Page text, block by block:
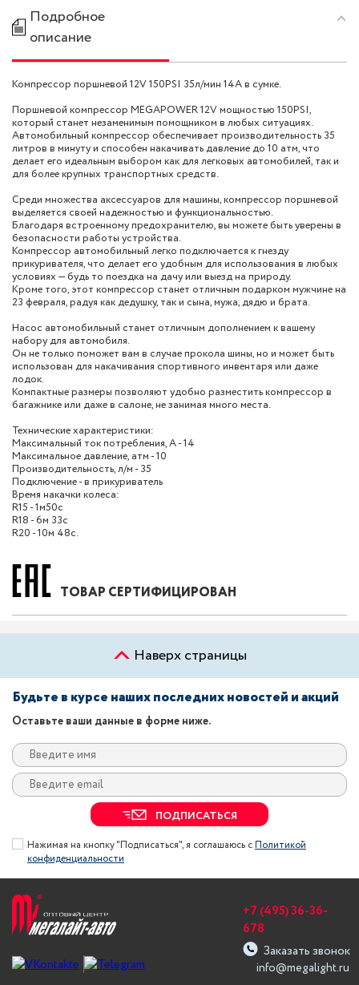
Подробное
описание
Компрессор поршневой 12V 150PSI 35л/мин 14А в сумке.
Поршневой компрессор MEGAPOWER 12V мощностью 150PSI,
который станет незаменимым помощником в любых ситуациях.
Автомобильный компрессор обеспечивает производительность 35
литров в минуту и способен накачивать давление до 10 атм, что
делает его идеальным выбором как для легковых автомобилей, так и
для более крупных транспортных средств.
Среди множества аксессуаров для машины, компрессор поршневой
выделяется своей надежностью и функциональностью.
Благодаря встроенному предохранителю, вы можете быть уверены в
безопасности работы устройства.
Компрессор автомобильный легко подключается к гнезду
прикуривателя, что делает его удобным для использования в любых
условиях — будь то поездка на дачу или выезд на природу.
Кроме того, этот компрессор станет отличным подарком мужчине на
23 февраля, радуя как дедушку, так и сына, мужа, дядю и брата.
Насос автомобильный станет отличным дополнением к вашему
набору для автомобиля.
Он не только поможет вам в случае прокола шины, но и может быть
использован для накачивания спортивного инвентаря или даже
лодок.
Компактные размеры позволяют удобно разместить компрессор в
багажнике или даже в салоне, не занимая много места.
Технические характеристики:
Максимальный ток потребления, А - 14
Максимальное давление, атм - 10
Производительность, л/м - 35
Подключение - в прикуриватель
Время накачки колеса:
R15 - 1м50с
R18 - 6м 33с
R20 - 10м 48с.
ТОВАР СЕРТИФИЦИРОВАН
Наверх страницы
Будьте в курсе наших последних новостей и акций
Оставьте ваши данные в форме ниже.
ПОДПИСАТЬСЯ
Нажимая на кнопку "Подписаться", я соглашаюсь сПолитикой
конфиденциальности
info@megalight.ru
+7 (495) 36-36-
678
Заказать звонок